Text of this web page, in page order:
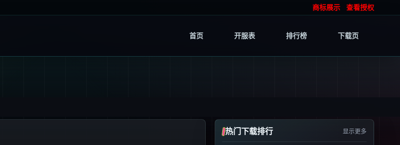
商标展示 查看授权
首页 开服表 排行榜 下载页
热门下载排行 显示更多